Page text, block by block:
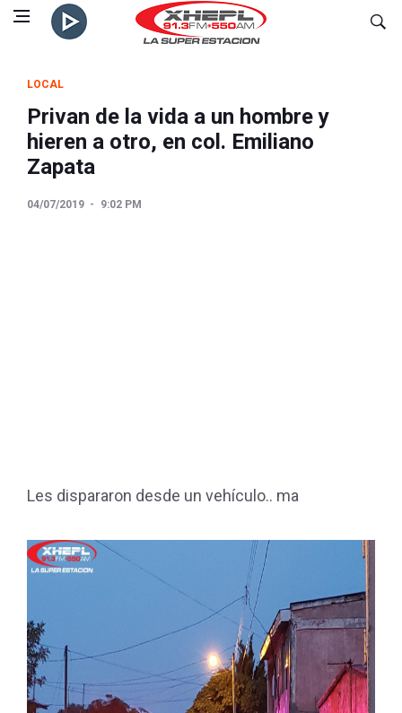
LOCAL
Privan de la vida a un hombre y
hieren a otro, en col. Emiliano
Zapata
04/07/2019 9:02 PM
Les dispararon desde un vehículo.. ma